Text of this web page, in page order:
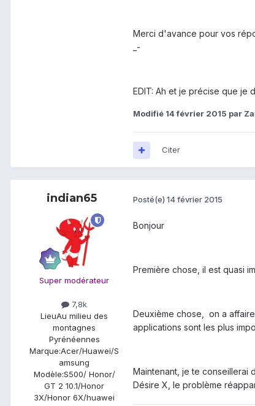
Merci d'avance pour vos
_-
EDIT: Ah et je précise que je
Modifié 14 février 2015 par
Citer
indian65
Super modérateur
7,8k
LieuAu milieu des
montagnes
Pyrénéennes
Marque:Acer/Huawei/S
amsung
Modèle:S500/ Honor/
GT 2 10.1/Honor
3X/Honor 6X/huawei
Posté(e) 14 février 2015
Bonjour
Première chose, il est quasi
Deuxième chose, on a
applications sont les plus
Maintenant, je te conseillerai
Désire X, le problème